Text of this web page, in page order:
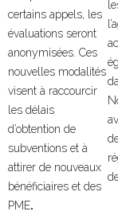
certains appels, les
évaluations seront
anonymisées. Ces
nouvelles modalités
visent à raccourcir
les délais
d’obtention de
subventions et à
attirer de nouveaux
bénéficiaires et des
PME.